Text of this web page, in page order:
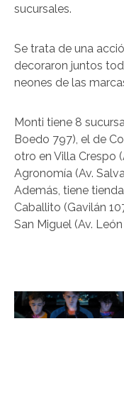
sucursales.
Se trata de una
decoraron juntos
neones de las
Monti tiene 8
Boedo 797), el de
otro en Villa Crespo
Agronomía (Av.
Además, tiene
Caballito (Gavilán
San Miguel (Av.